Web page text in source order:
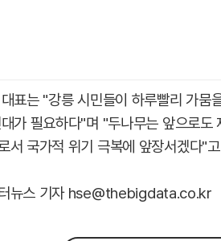
표는 "강릉 시민들이 하루빨리 가뭄
가 필요하다"며 "두나무는 앞으로
서 국가적 위기 극복에 앞장서겠다"
뉴스 기자 hse@thebigdata.co.kr